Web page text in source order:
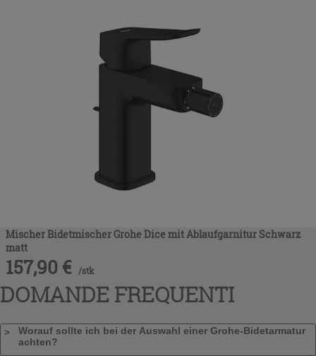
Mischer Bidetmischer Grohe Dice mit Ablaufgarnitur Schwarz
matt
157,90 € /stk
DOMANDE FREQUENTI
Worauf sollte ich bei der Auswahl einer Grohe-Bidetarmatur
achten?